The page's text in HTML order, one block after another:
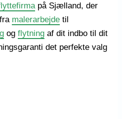
på Sjælland, der
malerarbejde til
ogflytning af dit indbo til dit
det perfekte valg